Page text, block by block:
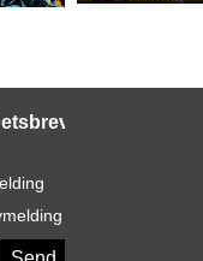
The Acoustic Sessions - LTD (LP)